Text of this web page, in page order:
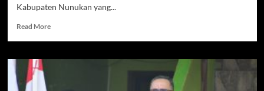
Kabupaten Nunukan yang...
Read MoreRead
KPPBC